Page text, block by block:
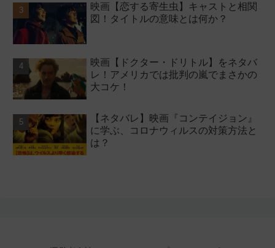
映画【恋する寄生虫】キャストと相関
図！タイトルの意味とは何か？
映画【ドクター・ドリトル】をネタバ
レ！アメリカでは批判の嵐でまさかの
大コケ！
【ネタバレ】映画『コンテイジョン』
に学ぶ、コロナウィルスの対策方法と
は？